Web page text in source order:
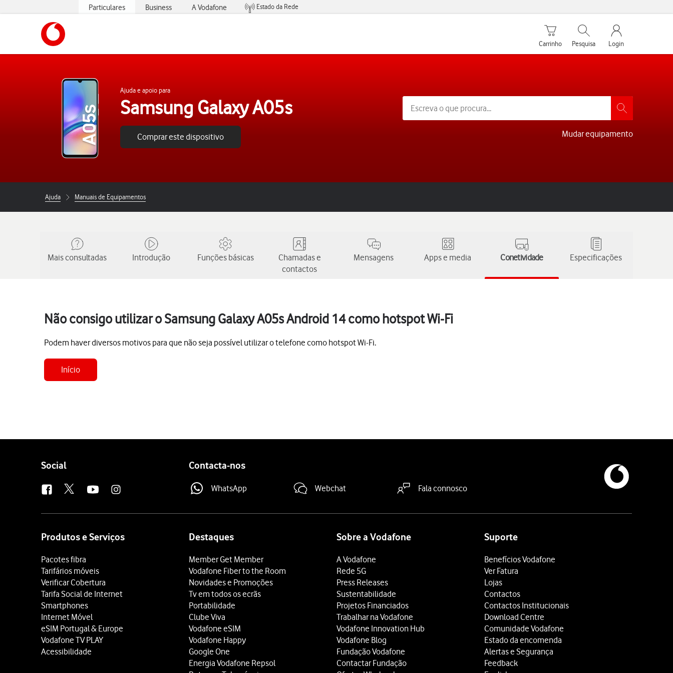
Particulares Business A Vodafone
Estado da Rede
Carrinho de compras
Carrinho
Pesquisar
Pesquisa
My Vodafone
Login
Ajuda e apoio para
Samsung Galaxy A05s
Comprar este dispositivo Mudar equipamento
Ajuda Manuais de Equipamentos
Mais consultadas Introdução Funções básicas
Chamadas e
contactos
Mensagens Apps e media Conetividade Especificações
Não consigo utilizar o Samsung Galaxy A05s Android 14 como hotspot Wi-Fi
Podem haver diversos motivos para que não seja possível utilizar o telefone como hotspot Wi-Fi.
Início
Follow
Social Contacta-nos
WhatsApp Webchat Fala connosco
Produtos e Serviços
Pacotes fibra
Tarifários móveis
Verificar Cobertura
Tarifa Social de Internet
Smartphones
Internet Móvel
eSIM Portugal & Europe
Vodafone TV PLAY
Acessibilidade
Destaques
Member Get Member
Vodafone Fiber to the Room
Novidades e Promoções
Tv em todos os ecrãs
Portabilidade
Clube Viva
Vodafone eSIM
Vodafone Happy
Google One
Energia Vodafone Repsol
Sobre a Vodafone
A Vodafone
Rede 5G
Press Releases
Sustentabilidade
Projetos Financiados
Trabalhar na Vodafone
Vodafone Innovation Hub
Vodafone Blog
Fundação Vodafone
Contactar Fundação
Suporte
Benefícios Vodafone
Ver Fatura
Lojas
Contactos
Contactos Institucionais
Download Centre
Comunidade Vodafone
Estado da encomenda
Alertas e Segurança
Feedback